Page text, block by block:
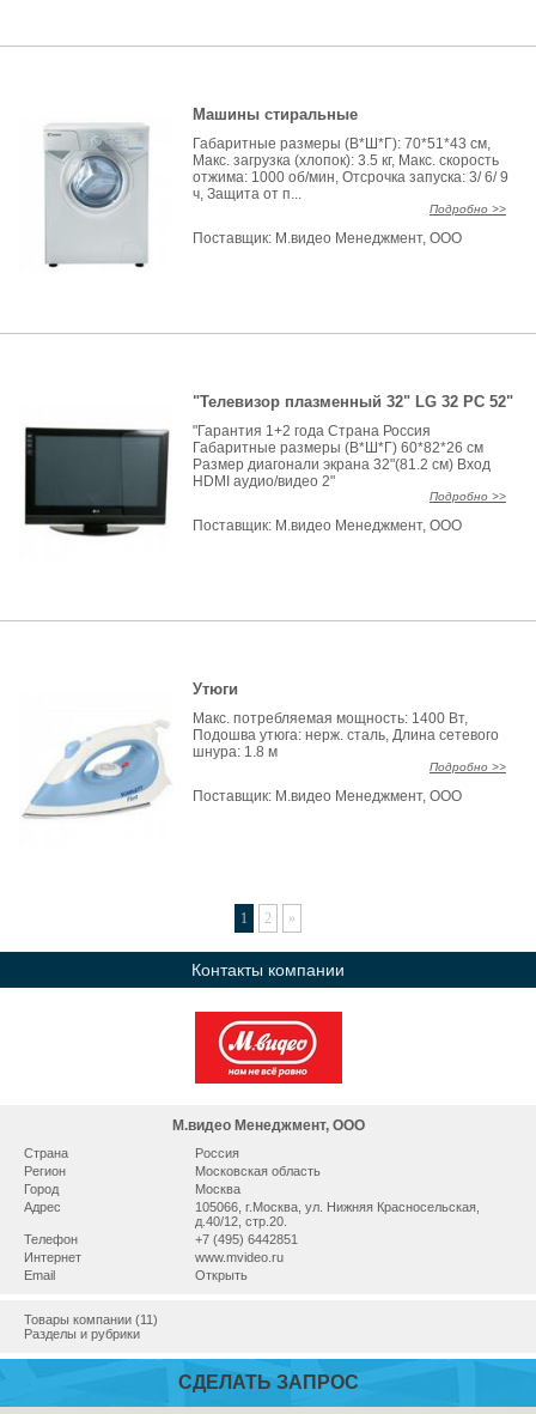
Машины стиральные
Габаритные размеры (В*Ш*Г): 70*51*43 см,
Макс. загрузка (хлопок): 3.5 кг, Макс. скорость
отжима: 1000 об/мин, Отсрочка запуска: 3/ 6/ 9
ч, Защита от п...
Подробно >>
Поставщик: М.видео Менеджмент, ООО
"Телевизор плазменный 32" LG 32 PC 52"
"Гарантия 1+2 года Страна Россия
Габаритные размеры (В*Ш*Г) 60*82*26 см
Размер диагонали экрана 32"(81.2 см) Вход
HDMI аудио/видео 2"
Подробно >>
Поставщик: М.видео Менеджмент, ООО
Утюги
Макс. потребляемая мощность: 1400 Вт,
Подошва утюга: нерж. сталь, Длина сетевого
шнура: 1.8 м
Подробно >>
Поставщик: М.видео Менеджмент, ООО
1 2 »
Контакты компании
М.видео Менеджмент, ООО
Страна
Россия
Регион
Московская область
Город
Москва
Адрес
105066, г.Москва, ул. Нижняя Красносельская,
д.40/12, стр.20.
Телефон
+7 (495) 6442851
Интернет
www.mvideo.ru
Email
Открыть
Товары компании (11)
Разделы и рубрики
СДЕЛАТЬ ЗАПРОС